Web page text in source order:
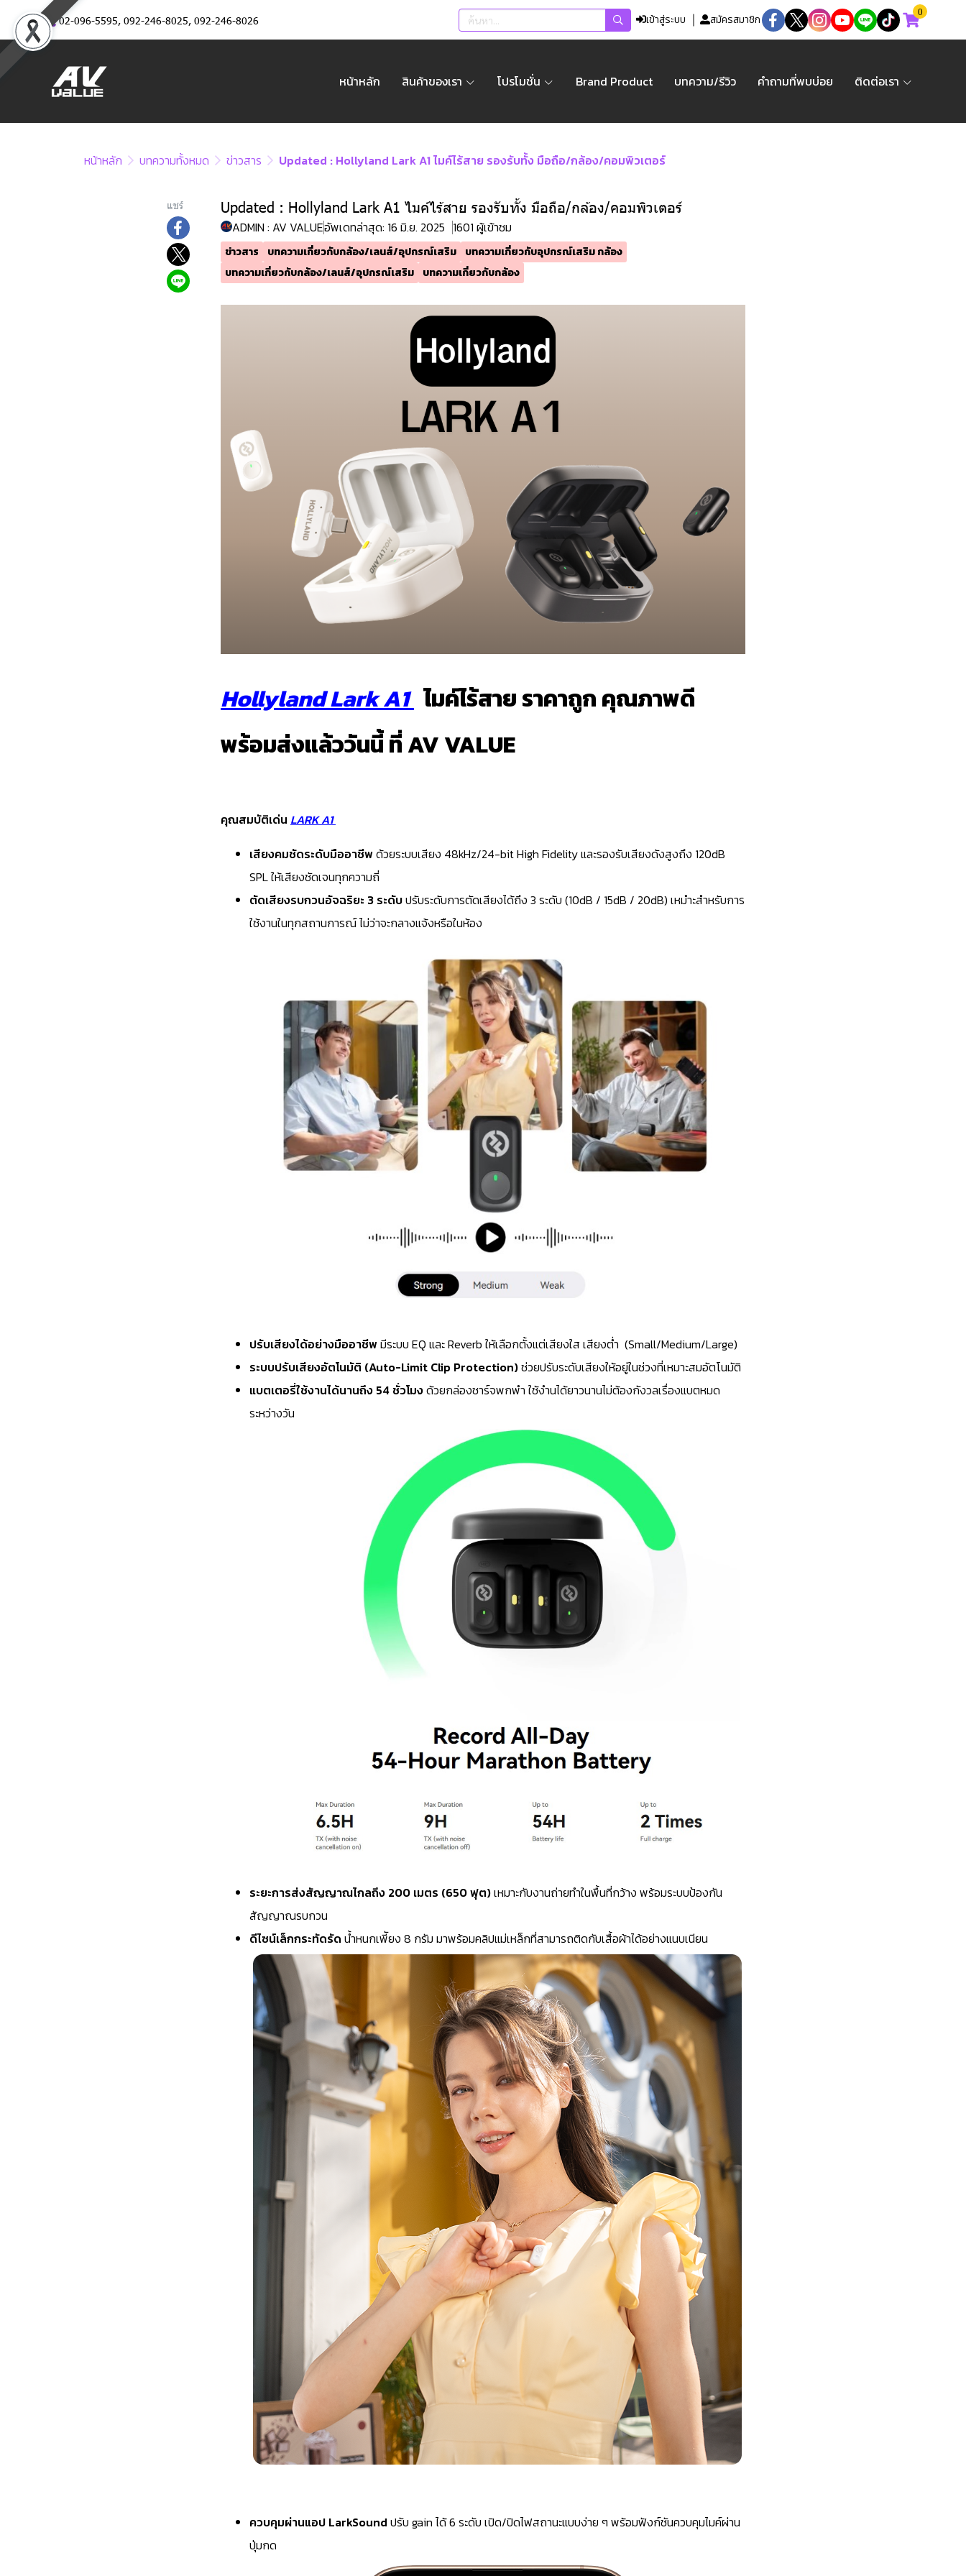
02-096-5595, 092-246-8025, 092-246-8026 เข้าสู่ระบบ สมัครสมาชิก
0
หน้าหลัก สินค้าของเรา โปรโมชั่น Brand Product บทความ/รีวิว คำถามที่พบบ่อย ติดต่อเรา
หน้าหลัก บทความทั้งหมด ข่าวสาร Updated : Hollyland Lark A1 ไมค์ไร้สาย รองรับทั้ง มือถือ/กล้อง/คอมพิวเตอร์
แชร์ Updated : Hollyland Lark A1 ไมค์ไร้สาย รองรับทั้ง มือถือ/กล้อง/คอมพิวเตอร์
ADMIN : AV VALUEอัพเดทล่าสุด: 16 มิ.ย. 2025 1601 ผู้เข้าชม
ข่าวสาร บทความเกี่ยวกับกล้อง/เลนส์/อุปกรณ์เสริม
บทความเกี่ยวกับอุปกรณ์เสริม กล้อง
บทความเกี่ยวกับกล้อง/เลนส์/อุปกรณ์เสริม
บทความเกี่ยวกับกล้อง
Hollyland Lark A1 ไมค์ไร้สาย ราคาถูก คุณภาพดี
พร้อมส่งแล้ววันนี้ ที่ AV VALUE
คุณสมบัติเด่น LARK A1
เสียงคมชัดระดับมืออาชีพด้วยระบบเสียง 48kHz/24-bit High Fidelity และรองรับเสียงดังสูงถึง 120dB
SPL ให้เสียงชัดเจนทุกความถี่
ตัดเสียงรบกวนอัจฉริยะ 3 ระดับปรับระดับการตัดเสียงได้ถึง 3 ระดับ (10dB / 15dB / 20dB) เหมำะสำหรับการ
ใช้งานในทุกสถานการณ์ ไม่ว่าจะกลางแจ้งหรือในห้อง
ปรับเสียงได้อย่างมืออาชีพมีระบบ EQ และ Reverb ให้เลือกตั้งแต่เสียงใส เสียงต่ำ (Small/Medium/Large)
ระบบปรับเสียงอัตโนมัติ (Auto-Limit Clip Protection)ช่วยปรับระดับเสียงให้อยู่ในช่วงที่เหมาะสมอัตโนมัติ
แบตเตอรี่ใช้งานได้นานถึง 54 ชั่วโมงด้วยกล่องชาร์จพกพำ ใช้งำนได้ยาวนานไม่ต้องกังวลเรื่องแบตหมด
ระหว่างวัน
ระยะการส่งสัญญาณไกลถึง 200 เมตร (650 ฟุต)เหมาะกับงานถ่ายทำในพื้นที่กว้าง พร้อมระบบป้องกัน
สัญญาณรบกวน
ดีไซน์เล็กกระทัดรัด น้ำหนกเพีัยง 8 กรัม มาพร้อมคลิปแม่เหล็กที่สามารถติดกับเสื้อผ้าได้อย่างแนบเนียน
ควบคุมผ่านแอป LarkSound ปรับ gain ได้ 6 ระดับ เปิด/ปิดไฟสถานะแบบง่าย ๆ พร้อมฟังก์ชันควบคุมไมค์ผ่าน
ปุ่มกด